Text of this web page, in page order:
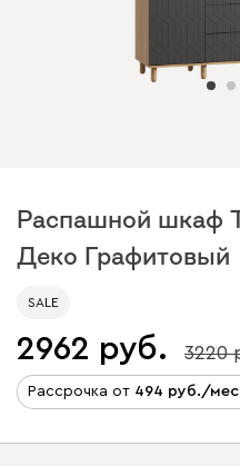
Распашной шкаф
Деко Графитовый
SALE
2962 3220
Рассрочка от 494 /